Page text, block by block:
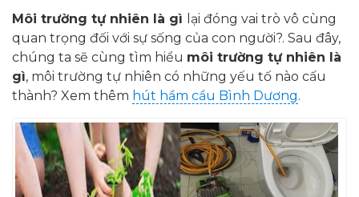
Môi trường tự nhiên là gì
lại đóng vai trò vô cùng
quan trọng đối với sự sống của con người?. Sau đây,
chúng ta sẽ cùng tìm hiểu môi trường tự nhiên là
gì, môi trường tự nhiên có những yếu tố nào cấu
thành? Xem thêm hút hầm cầu Bình Dương.